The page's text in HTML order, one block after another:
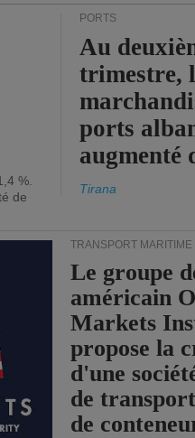
%.
de
PORTS
Au
trimestre,
ports
augmenté
Tirana
TRANSPORT MARITIME
Le groupe
américain
Markets
propose la
d'une
de
de